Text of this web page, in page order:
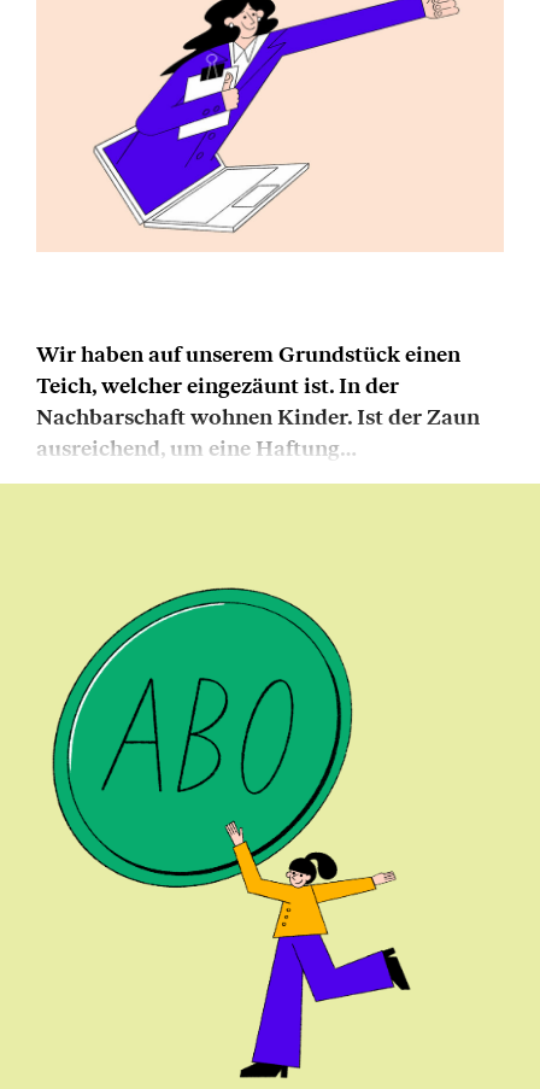
Wir haben auf unserem Grundstück einen
Teich, welcher eingezäunt ist. In der
Nachbarschaft wohnen Kinder. Ist der Zaun
ausreichend, um eine Haftung…